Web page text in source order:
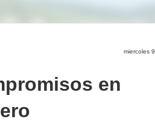
miercoles
en